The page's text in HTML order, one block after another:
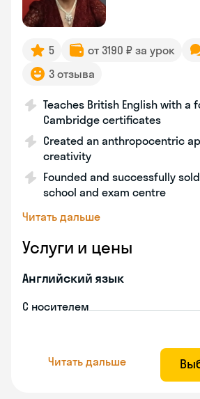
5 от 3190 ₽ за урок
3 отзыва
Teaches British English with a
Cambridge certificates
Created an anthropocentric
creativity
Founded and successfully
school and exam centre
Читать дальше
Услуги и цены
Английский язык
С носителем
Читать дальше